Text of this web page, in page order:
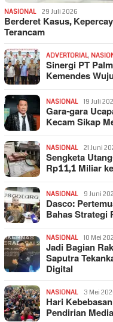
NASIONAL 29 Juli 2026
Berderet Kasus,
Terancam
ADVERTORIAL,
Sinergi PT
Kemendes
NASIONAL 19 Juli
Gara-gara
Kecam Sikap
NASIONAL 21 Juni
Sengketa
Rp11,1 Miliar
NASIONAL 9 Juni
Dasco:
Bahas Strategi
NASIONAL 10 Mei
Jadi Bagian
Saputra
Digital
NASIONAL 3 Mei
Hari
Pendirian